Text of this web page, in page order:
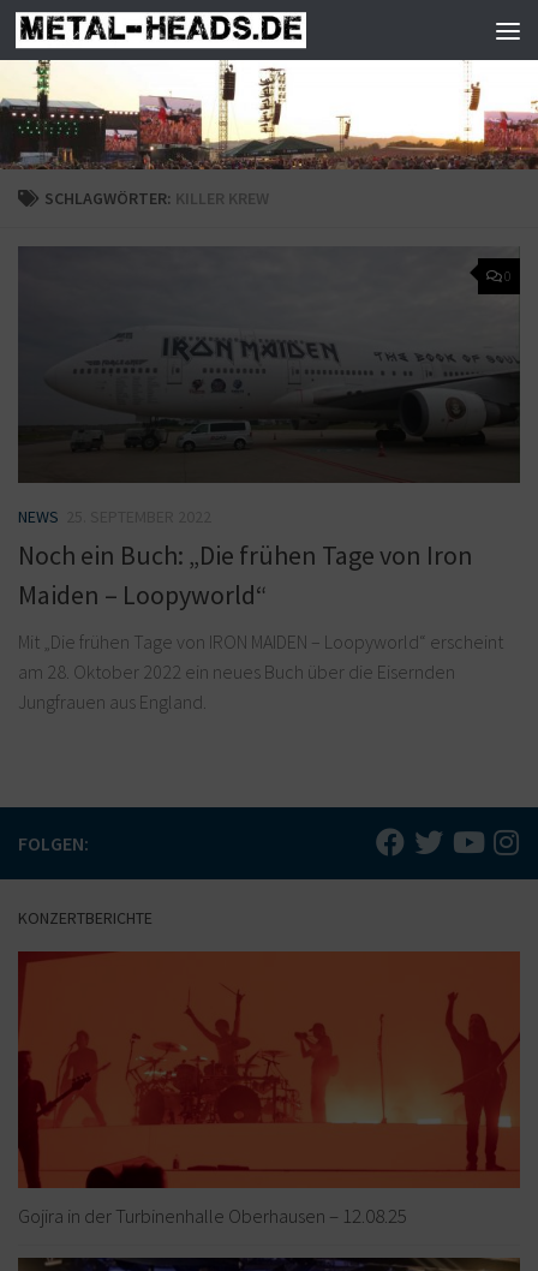
Zum Inhalt springen
SCHLAGWÖRTER: KILLER KREW
0
NEWS
Noch ein Buch: „Die frühen Tage von Iron
Maiden – Loopyworld“
Mit „Die frühen Tage von IRON MAIDEN – Loopyworld“ erscheint
am 28. Oktober 2022 ein neues Buch über die Eisernden
Jungfrauen aus England.
FOLGEN:
KONZERTBERICHTE
Gojira in der Turbinenhalle Oberhausen – 12.08.25